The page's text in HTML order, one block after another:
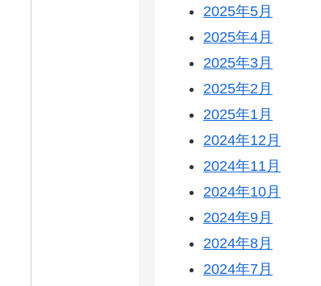
2025年5月
2025年4月
2025年3月
2025年2月
2025年1月
2024年12月
2024年11月
2024年10月
2024年9月
2024年8月
2024年7月